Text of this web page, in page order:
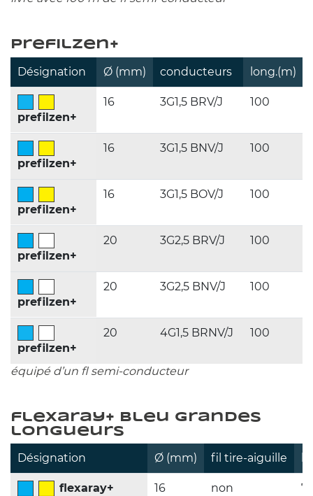
prefilzen+
Désignation Ø (mm) conducteurs long.(m)
prefilzen+
16 3G1,5 BRV/J 100
prefilzen+
16 3G1,5 BNV/J 100
prefilzen+
16 3G1,5 BOV/J 100
prefilzen+
20 3G2,5 BRV/J 100
prefilzen+
20 3G2,5 BNV/J 100
prefilzen+
20 4G1,5 BRNV/J 100
équipé d’un fl semi-conducteur
flexaray+ bleu grandes
longueurs
Désignation Ø (mm) fil tire-aiguille
flexaray+ 16 non